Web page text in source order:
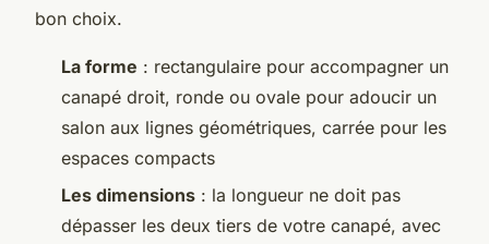
bon choix.
La forme : rectangulaire pour accompagner un
canapé droit, ronde ou ovale pour adoucir un
salon aux lignes géométriques, carrée pour les
espaces compacts
Les dimensions : la longueur ne doit pas
dépasser les deux tiers de votre canapé, avec